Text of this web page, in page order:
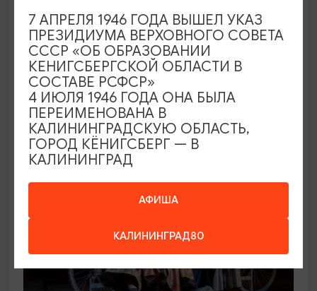
КОНЦЕРТЫ
Игорь Саруханов
19.09.2026 18:00
Светлогорск, Театр эстрады «Янтарь-холл»
ОТ 500₽ ПУШКИНСКАЯ КАРТА
АФИША
КАЛИНИНГРАД80
7 АПРЕЛЯ 1946 ГОДА ВЫШЕЛ УКАЗ
ПРЕЗИДИУМА ВЕРХОВНОГО СОВЕТА
СССР «ОБ ОБРАЗОВАНИИ
КЕНИГСБЕРГСКОЙ ОБЛАСТИ В
СОСТАВЕ РСФСР»
4 ИЮЛЯ 1946 ГОДА ОНА БЫЛА
ПЕРЕИМЕНОВАНА В
КАЛИНИНГРАДСКУЮ ОБЛАСТЬ,
ГОРОД КЁНИГСБЕРГ — В
КАЛИНИНГРАД